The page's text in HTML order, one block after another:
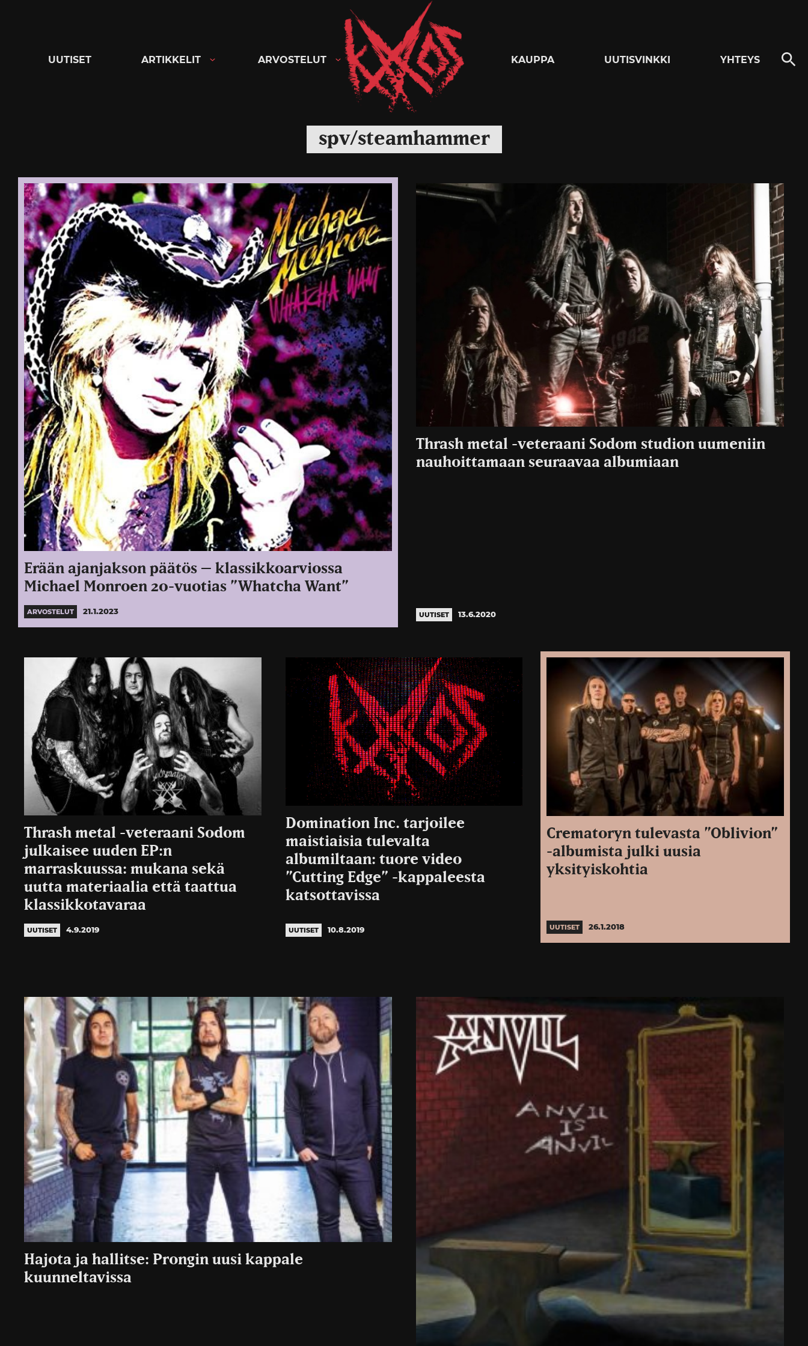
Kaaoszine
UUTISET ARTIKKELIT ARVOSTELUT KAUPPA UUTISVINKKI YHTEYS
spv/steamhammer
Erään ajanjakson päätös – klassikkoarviossa
Michael Monroen 20-vuotias ”Whatcha Want”
ARVOSTELUT 21.1.2023
Thrash metal -veteraani Sodom studion uumeniin
nauhoittamaan seuraavaa albumiaan
UUTISET 13.6.2020
Thrash metal -veteraani Sodom
julkaisee uuden EP:n
marraskuussa: mukana sekä
uutta materiaalia että taattua
klassikkotavaraa
UUTISET 4.9.2019
Domination Inc. tarjoilee
maistiaisia tulevalta
albumiltaan: tuore video
”Cutting Edge” -kappaleesta
katsottavissa
UUTISET 10.8.2019
Crematoryn tulevasta ”Oblivion”
-albumista julki uusia
yksityiskohtia
UUTISET 26.1.2018
Hajota ja hallitse: Prongin uusi kappale
kuunneltavissa